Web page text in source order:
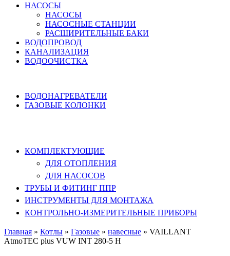
НАСОСЫ
НАСОСЫ
НАСОСНЫЕ СТАНЦИИ
РАСШИРИТЕЛЬНЫЕ БАКИ
ВОДОПРОВОД
КАНАЛИЗАЦИЯ
ВОДООЧИСТКА
ВОДОНАГРЕВАТЕЛИ
ГАЗОВЫЕ КОЛОНКИ
КОМПЛЕКТУЮЩИЕ
ДЛЯ ОТОПЛЕНИЯ
ДЛЯ НАСОСОВ
ТРУБЫ И ФИТИНГ ППР
ИНСТРУМЕНТЫ ДЛЯ МОНТАЖА
КОНТРОЛЬНО-ИЗМЕРИТЕЛЬНЫЕ ПРИБОРЫ
Главная » Котлы » Газовые » навесные » VAILLANT
AtmoTEC plus VUW INT 280-5 H